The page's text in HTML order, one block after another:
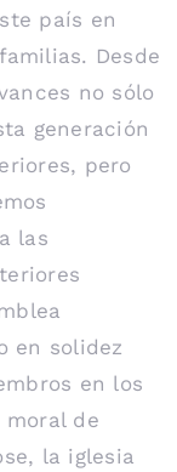
país en
Desde
no sólo
generación
pero
las
en solidez
en los
de
la iglesia